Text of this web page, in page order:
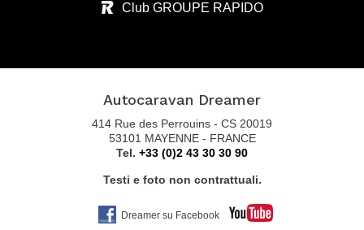
36026 SUMMAGA DI PORTOGRUARO - VE
AUTOCARAVAN GUGLIELMI SRL
VIA COLOMBARON, 6
36045 LONIGO VI
Tel. +39 0444 831598
Club GROUPE RAPIDO
Autocaravan Dreamer
414 Rue des Perrouins - CS 20019
53101 MAYENNE - FRANCE
Tel. +33 (0)2 43 30 30 90
Testi e foto non contrattuali.
Dreamer su Facebook